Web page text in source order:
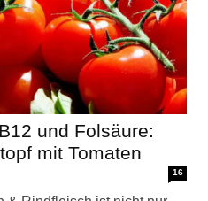
und Folsäure:
mit Tomaten
16